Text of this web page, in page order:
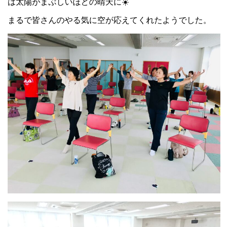
は太陽がまぶしいほどの晴天に☀️
まるで皆さんのやる気に空が応えてくれたようでした。